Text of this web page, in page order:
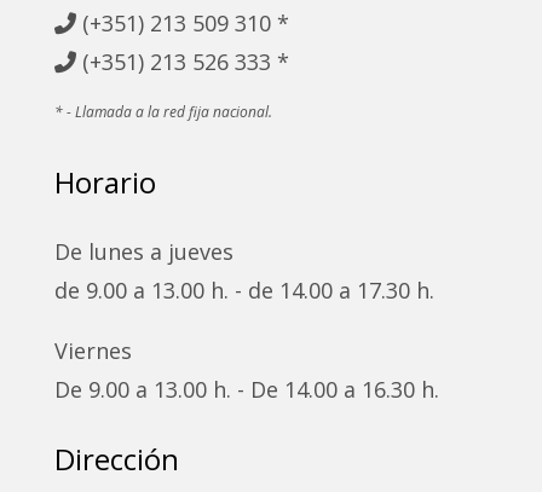
(+351) 213 509 310 *
(+351) 213 526 333 *
* - Llamada a la red fija nacional.
Horario
De lunes a jueves
de 9.00 a 13.00 h. - de 14.00 a 17.30 h.
Viernes
De 9.00 a 13.00 h. - De 14.00 a 16.30 h.
Dirección